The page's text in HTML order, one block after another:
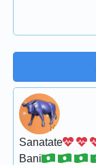
Sanatate
Bani